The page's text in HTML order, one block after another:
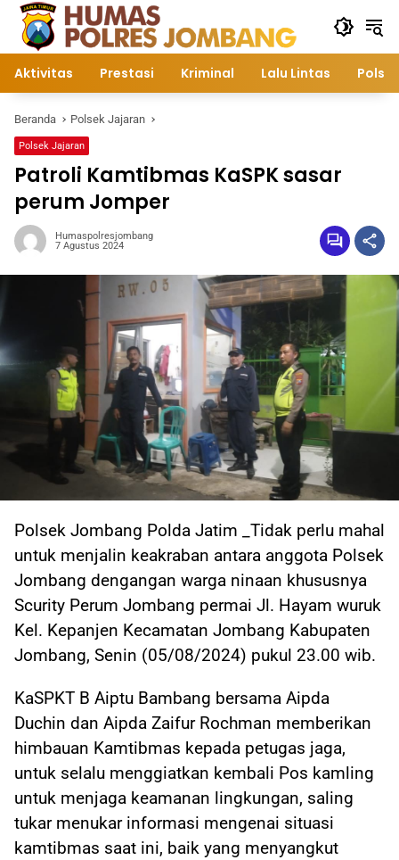
Langsung
konten
Aktivitas Prestasi Kriminal Lalu Lintas
Beranda Polsek Jajaran
Polsek Jajaran
Patroli Kamtibmas KaSPK sasar
perum Jomper
Humaspolresjombang
7 Agustus 2024
Polsek Jombang Polda Jatim _Tidak perlu mahal
untuk menjalin keakraban antara anggota Polsek
Jombang dengangan warga ninaan khususnya
Scurity Perum Jombang permai Jl. Hayam wuruk
Kel. Kepanjen Kecamatan Jombang Kabupaten
Jombang, Senin (05/08/2024) pukul 23.00 wib.
KaSPKT B Aiptu Bambang bersama Aipda
Duchin dan Aipda Zaifur Rochman memberikan
himbauan Kamtibmas kepada petugas jaga,
untuk selalu menggiatkan kembali Pos kamling
untuk menjaga keamanan lingkungan, saling
tukar menukar informasi mengenai situasi
kamtibmas saat ini, baik yang menyangkut